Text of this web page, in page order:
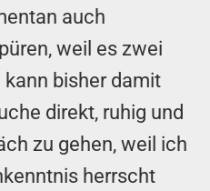
auch
weil es zwei
kann bisher damit
direkt, ruhig und
zu gehen, weil ich
herrscht